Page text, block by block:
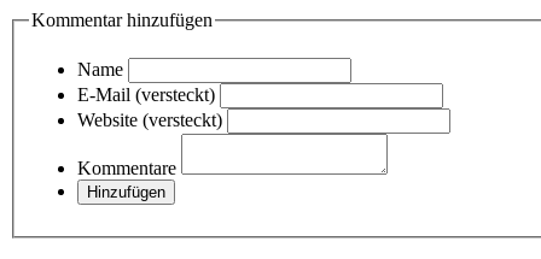
Kommentar hinzufügen
Name
E-Mail (versteckt)
Website (versteckt)
Kommentare